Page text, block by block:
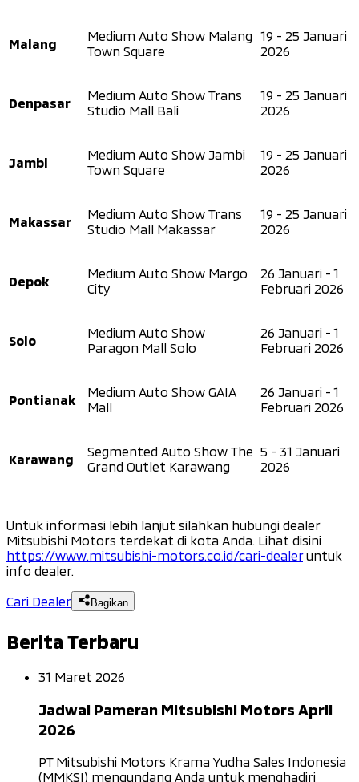
Malang
Medium Auto Show Malang
Town Square
19 - 25 Januari
2026
Denpasar
Medium Auto Show Trans
Studio Mall Bali
19 - 25 Januari
2026
Jambi
Medium Auto Show Jambi
Town Square
19 - 25 Januari
2026
Makassar
Medium Auto Show Trans
Studio Mall Makassar
19 - 25 Januari
2026
Depok
Medium Auto Show Margo
City
26 Januari - 1
Februari 2026
Solo
Medium Auto Show
Paragon Mall Solo
26 Januari - 1
Februari 2026
Pontianak
Medium Auto Show GAIA
Mall
26 Januari - 1
Februari 2026
Karawang
Segmented Auto Show The
Grand Outlet Karawang
5 - 31 Januari
2026
Untuk informasi lebih lanjut silahkan hubungi dealer
Mitsubishi Motors terdekat di kota Anda. Lihat disini
https://www.mitsubishi-motors.co.id/cari-dealeruntuk
info dealer.
Cari Dealer
Bagikan
Berita Terbaru
31 Maret 2026
Jadwal Pameran Mitsubishi Motors April
2026
PT Mitsubishi Motors Krama Yudha Sales Indonesia
(MMKSI) mengundang Anda untuk menghadiri